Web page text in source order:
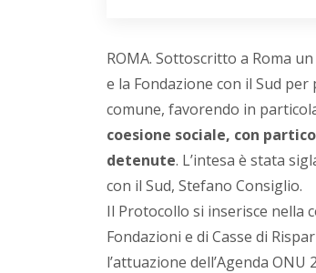
ROMA. Sottoscritto a Roma
e la Fondazione con il Sud
comune, favorendo in
coesione sociale, con
detenute. L’intesa è stata
con il Sud, Stefano Consiglio.
Il Protocollo si inserisce nella
Fondazioni e di Casse di
l’attuazione dell’Agenda